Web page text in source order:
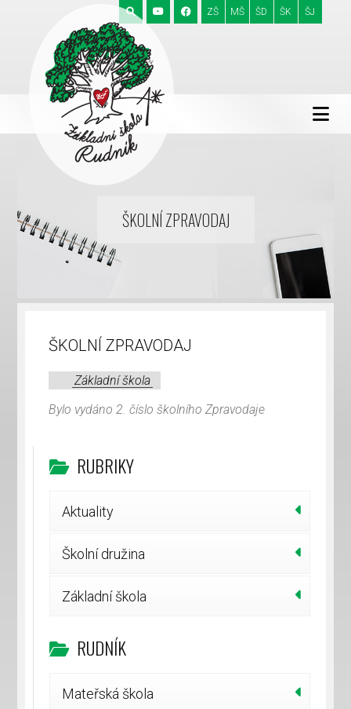
ZŠ MŠ ŠD ŠK ŠJ
ŠKOLNÍ ZPRAVODAJ
ŠKOLNÍ ZPRAVODAJ
Základní škola
Bylo vydáno 2. číslo školního Zpravodaje
RUBRIKY
Aktuality
Školní družina
Základní škola
RUDNÍK
Mateřská škola